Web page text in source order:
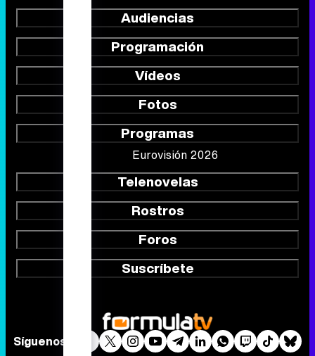
Audiencias
Programación
Vídeos
Fotos
Programas
Eurovisión 2026
Telenovelas
Rostros
Foros
Suscríbete
Síguenos